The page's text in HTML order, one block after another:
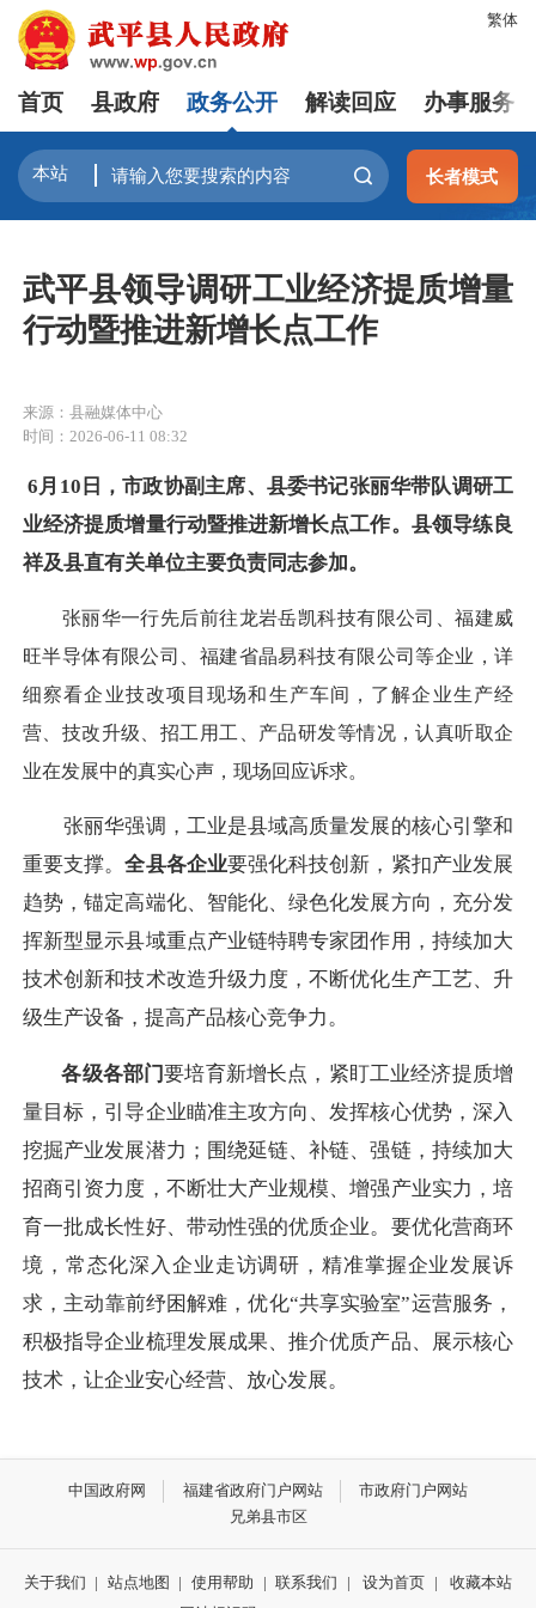
繁体
首页 县政府 政务公开 解读回应 办事服务
长者模式
武平县领导调研工业经济提质增量
行动暨推进新增长点工作
来源：县融媒体中心
时间：2026-06-11 08:32
6月10日，市政协副主席、县委书记张丽华带队调研工
业经济提质增量行动暨推进新增长点工作。县领导练良
祥及县直有关单位主要负责同志参加。
张丽华一行先后前往龙岩岳凯科技有限公司、福建威
旺半导体有限公司、福建省晶易科技有限公司等企业，详
细察看企业技改项目现场和生产车间，了解企业生产经
营、技改升级、招工用工、产品研发等情况，认真听取企
业在发展中的真实心声，现场回应诉求。
张丽华强调，工业是县域高质量发展的核心引擎和
重要支撑。全县各企业要强化科技创新，紧扣产业发展
趋势，锚定高端化、智能化、绿色化发展方向，充分发
挥新型显示县域重点产业链特聘专家团作用，持续加大
技术创新和技术改造升级力度，不断优化生产工艺、升
级生产设备，提高产品核心竞争力。
各级各部门要培育新增长点，紧盯工业经济提质增
量目标，引导企业瞄准主攻方向、发挥核心优势，深入
挖掘产业发展潜力；围绕延链、补链、强链，持续加大
招商引资力度，不断壮大产业规模、增强产业实力，培
育一批成长性好、带动性强的优质企业。要优化营商环
境，常态化深入企业走访调研，精准掌握企业发展诉
求，主动靠前纾困解难，优化“共享实验室”运营服务，
积极指导企业梳理发展成果、推介优质产品、展示核心
技术，让企业安心经营、放心发展。
中国政府网 福建省政府门户网站
市政府门户网站
兄弟县市区
关于我们 | 站点地图 | 使用帮助 | 联系我们 | 设为首页 |
收藏本站